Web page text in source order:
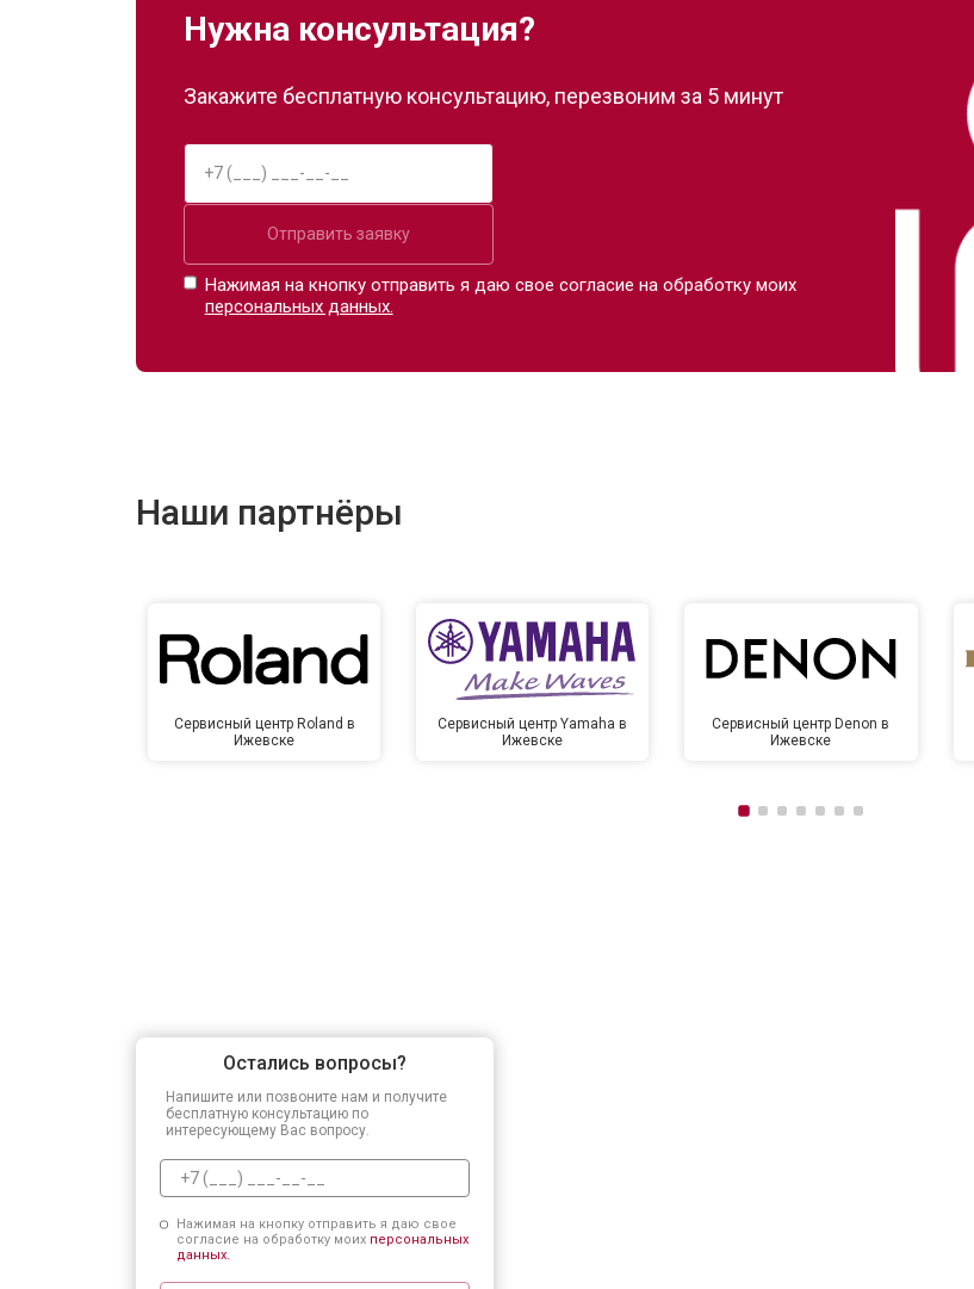
Нужна консультация?
Закажите бесплатную консультацию, перезвоним за 5 минут
Отправить заявку
Нажимая на кнопку отправить я даю свое согласие на обработку моих
персональных данных.
Наши партнёры
Сервисный центр Roland в
Ижевске
Сервисный центр Yamaha в
Ижевске
Сервисный центр Denon в
Ижевске
Остались вопросы?
Напишите или позвоните нам и получите
бесплатную консультацию по
интересующему Вас вопросу.
Нажимая на кнопку отправить я даю свое
согласие на обработку моих персональных
данных.